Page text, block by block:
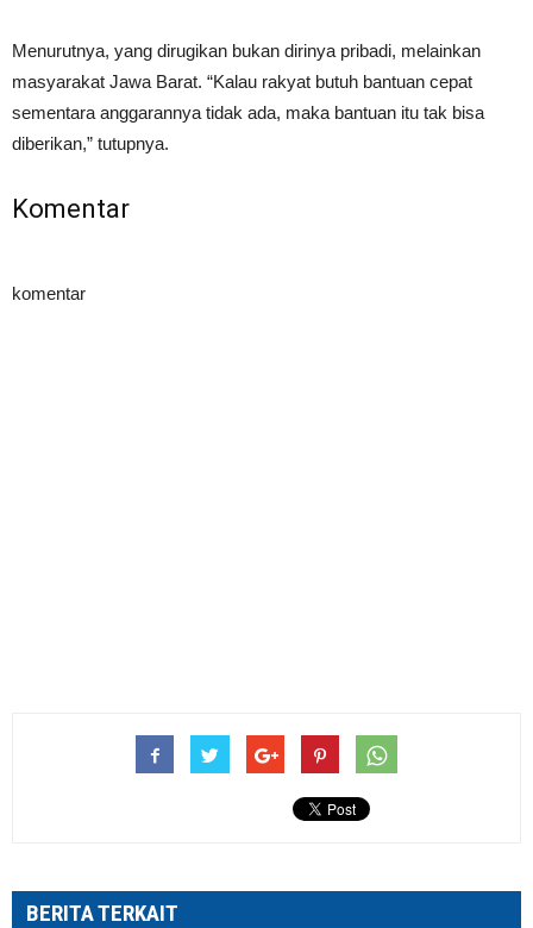
Menurutnya, yang dirugikan bukan dirinya pribadi, melainkan
masyarakat Jawa Barat. “Kalau rakyat butuh bantuan cepat
sementara anggarannya tidak ada, maka bantuan itu tak bisa
diberikan,” tutupnya.
Komentar
komentar
BERITA TERKAIT